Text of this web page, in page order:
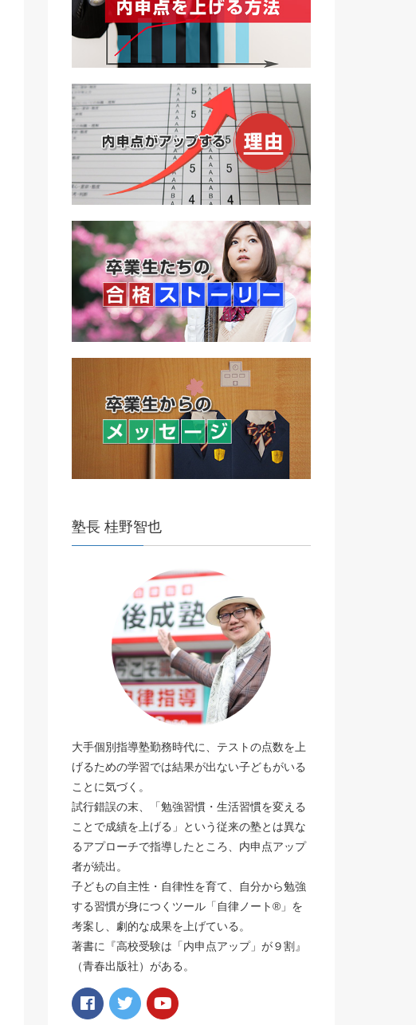
塾長 桂野智也
大手個別指導塾勤務時代に、テストの点数を上
げるための学習では結果が出ない子どもがいる
ことに気づく。
試行錯誤の末、「勉強習慣・生活習慣を変える
ことで成績を上げる」という従来の塾とは異な
るアプローチで指導したところ、内申点アップ
者が続出。
子どもの自主性・自律性を育て、自分から勉強
する習慣が身につくツール「自律ノート®️」を
考案し、劇的な成果を上げている。
著書に『高校受験は「内申点アップ」が９割』
（青春出版社）がある。